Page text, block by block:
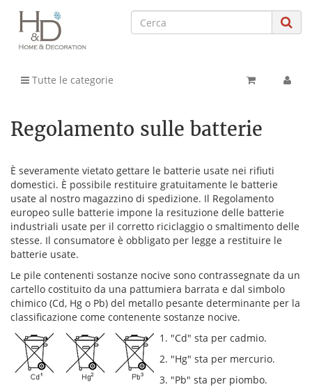
Tutte le categorie
Regolamento sulle batterie
È severamente vietato gettare le batterie usate nei rifiuti
domestici. È possibile restituire gratuitamente le batterie
usate al nostro magazzino di spedizione. Il Regolamento
europeo sulle batterie impone la resituzione delle batterie
industriali usate per il corretto riciclaggio o smaltimento delle
stesse. Il consumatore è obbligato per legge a restituire le
batterie usate.
Le pile contenenti sostanze nocive sono contrassegnate da un
cartello costituito da una pattumiera barrata e dal simbolo
chimico (Cd, Hg o Pb) del metallo pesante determinante per la
classificazione come contenente sostanze nocive.
1. "Cd" sta per cadmio.
2. "Hg" sta per mercurio.
3. "Pb" sta per piombo.